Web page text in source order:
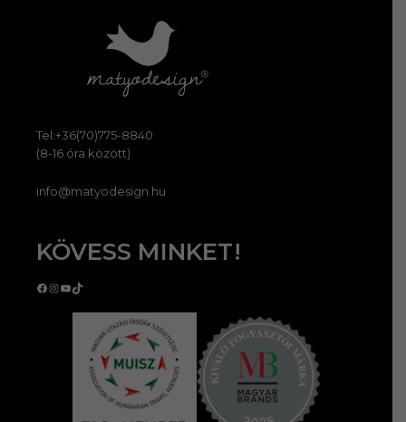
Tel:+36(70)775-8840
(8-16 óra között)
info@matyodesign.hu
KÖVESS MINKET!
Facebook
Instagram
YouTube
TikTok